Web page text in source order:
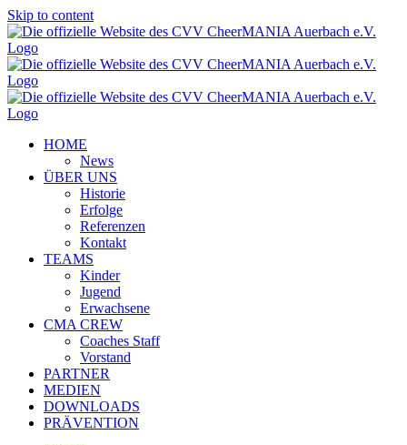
Skip to content
HOME
News
ÜBER UNS
Historie
Erfolge
Referenzen
Kontakt
TEAMS
Kinder
Jugend
Erwachsene
CMA CREW
Coaches Staff
Vorstand
PARTNER
MEDIEN
DOWNLOADS
PRÄVENTION